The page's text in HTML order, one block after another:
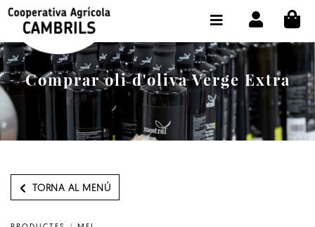
Comprar oli d'oliva Verge Extra
TORNA AL MENÚ
BOTIGA COMPRA ONLINE
LA COOPERATIVA
OLEOTOUR
PRODUCTES
EL NOSTRE OLI